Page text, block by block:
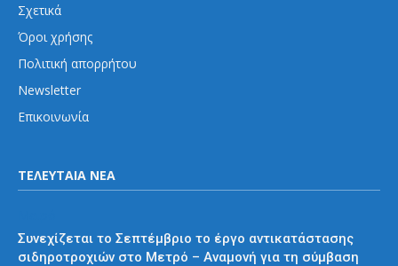
Σχετικά
Όροι χρήσης
Πολιτική απορρήτου
Newsletter
Επικοινωνία
ΤΕΛΕΥΤΑΙΑ ΝΕΑ
Συνεχίζεται το Σεπτέμβριο το έργο αντικατάστασης
σιδηροτροχιών στο Μετρό – Αναμονή για τη σύμβαση